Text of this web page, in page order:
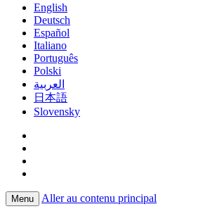
English
Deutsch
Español
Italiano
Português
Polski
العربية
日本語
Slovensky
Menu Aller au contenu principal